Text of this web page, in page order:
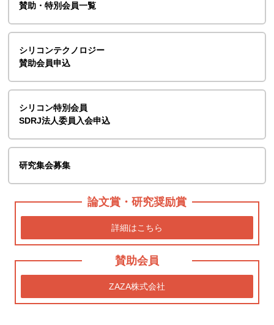
賛助・特別会員一覧
シリコンテクノロジー
賛助会員申込
シリコン特別会員
SDRJ法人委員入会申込
研究集会募集
論文賞・研究奨励賞
詳細はこちら
賛助会員
ZAZA株式会社